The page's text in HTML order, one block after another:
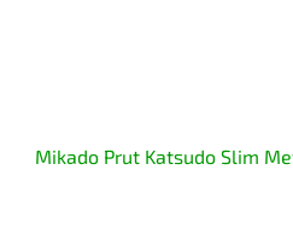
Mikado Prut Katsudo Slim